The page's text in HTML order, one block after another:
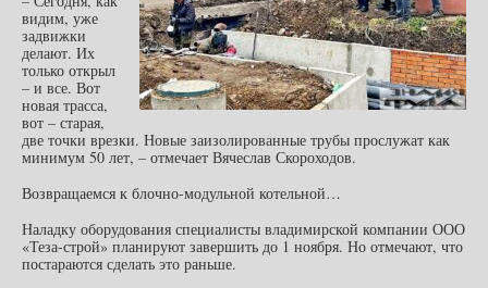
видим, уже
задвижки
делают. Их
только открыл
– и все. Вот
новая трасса,
вот – старая,
две точки врезки. Новые заизолированные трубы прослужат как
минимум 50 лет, – отмечает Вячеслав Скороходов.
Возвращаемся к блочно-модульной котельной…
Наладку оборудования специалисты владимирской компании ООО
«Теза-строй» планируют завершить до 1 ноября. Но отмечают, что
постараются сделать это раньше.